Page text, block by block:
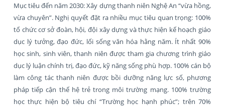
Mục tiêu đến năm 2030: Xây dựng thanh niên Nghệ An “vừa hồng,
vừa chuyên”. Nghị quyết đặt ra nhiều mục tiêu quan trọng: 100%
tổ chức cơ sở đoàn, hội, đội xây dựng và thực hiện kế hoạch giáo
dục lý tưởng, đạo đức, lối sống văn hóa hằng năm. Ít nhất 90%
học sinh, sinh viên, thanh niên được tham gia chương trình giáo
dục lý luận chính trị, đạo đức, kỹ năng sống phù hợp. 100% cán bộ
làm công tác thanh niên được bồi dưỡng năng lực số, phương
pháp tiếp cận thế hệ trẻ trong môi trường mạng. 100% trường
học thực hiện bộ tiêu chí “Trường học hạnh phúc”; trên 70%